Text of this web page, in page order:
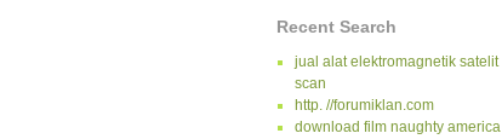
Recent Search
jual alat elektromagnetik satelit
scan
http. //forumiklan.com
download film naughty america